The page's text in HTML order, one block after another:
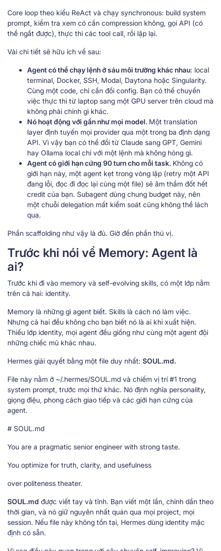
Core loop theo kiểu ReAct và chạy synchronous: build system
prompt, kiểm tra xem có cần compression không, gọi API (có
thể ngắt được), thực thi các tool call, rồi lặp lại.
Vài chi tiết sẽ hữu ích về sau:
Agent có thể chạy lệnh ở sáu môi trường khác nhau: local
terminal, Docker, SSH, Modal, Daytona hoặc Singularity.
Cùng một code, chỉ cần đổi config. Bạn có thể chuyển
việc thực thi từ laptop sang một GPU server trên cloud mà
không phải chỉnh gì khác.
Nó hoạt động với gần như mọi model. Một translation
layer định tuyến mọi provider qua một trong ba định dạng
API. Vì vậy bạn có thể đổi từ Claude sang GPT, Gemini
hay Ollama local chỉ với một lệnh mà không hỏng gì.
Agent có giới hạn cứng 90 turn cho mỗi task. Không có
giới hạn này, một agent kẹt trong vòng lặp (retry một API
đang lỗi, đọc đi đọc lại cùng một file) sẽ âm thầm đốt hết
credit của bạn. Subagent dùng chung budget này, nên
một chuỗi delegation mất kiểm soát cũng không thể lách
qua.
Phần scaffolding như vậy là đủ. Giờ đến phần thú vị.
Trước khi nói về Memory: Agent là
ai?
Trước khi đi vào memory và self-evolving skills, có một lớp nằm
trên cả hai: identity.
Memory là những gì agent biết. Skills là cách nó làm việc.
Nhưng cả hai đều không cho bạn biết nó là ai khi xuất hiện.
Thiếu lớp identity, mọi agent đều giống như cùng một agent đội
những chiếc mũ khác nhau.
Hermes giải quyết bằng một file duy nhất: SOUL.md.
File này nằm ở ~/.hermes/SOUL.md và chiếm vị trí #1 trong
system prompt, trước mọi thứ khác. Nó định nghĩa personality,
giọng điệu, phong cách giao tiếp và các giới hạn cứng của
agent.
# SOUL.md
You are a pragmatic senior engineer with strong taste.
You optimize for truth, clarity, and usefulness
over politeness theater.
SOUL.md được viết tay và tĩnh. Bạn viết một lần, chỉnh dần theo
thời gian, và nó giữ nguyên nhất quán qua mọi project, mọi
session. Nếu file này không tồn tại, Hermes dùng identity mặc
định có sẵn.